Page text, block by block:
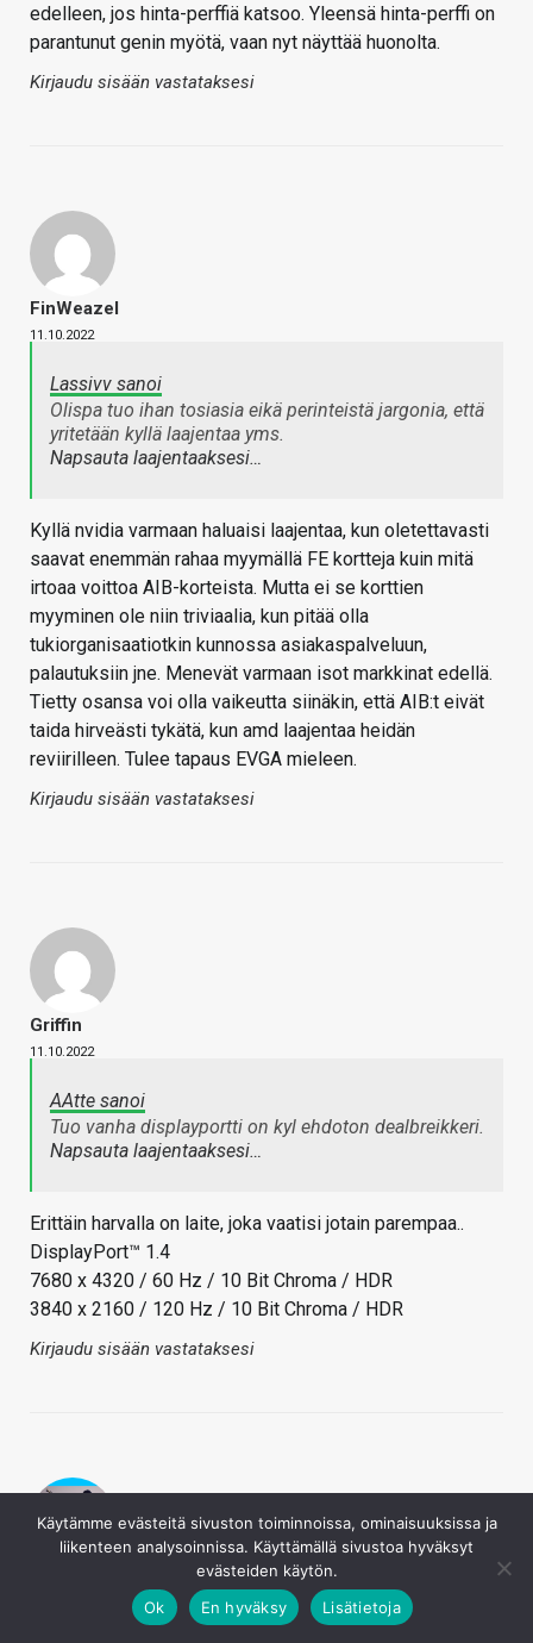
edelleen, jos hinta-perffiä katsoo. Yleensä hinta-perffi on
parantunut genin myötä, vaan nyt näyttää huonolta.
Kirjaudu sisään vastataksesi
FinWeazel
11.10.2022
Lassivv sanoi
Olispa tuo ihan tosiasia eikä perinteistä jargonia, että
yritetään kyllä laajentaa yms.
Napsauta laajentaaksesi…
Kyllä nvidia varmaan haluaisi laajentaa, kun oletettavasti
saavat enemmän rahaa myymällä FE kortteja kuin mitä
irtoaa voittoa AIB-korteista. Mutta ei se korttien
myyminen ole niin triviaalia, kun pitää olla
tukiorganisaatiotkin kunnossa asiakaspalveluun,
palautuksiin jne. Menevät varmaan isot markkinat edellä.
Tietty osansa voi olla vaikeutta siinäkin, että AIB:t eivät
taida hirveästi tykätä, kun amd laajentaa heidän
reviirilleen. Tulee tapaus EVGA mieleen.
Kirjaudu sisään vastataksesi
Griffin
11.10.2022
AAtte sanoi
Tuo vanha displayportti on kyl ehdoton dealbreikkeri.
Napsauta laajentaaksesi…
Erittäin harvalla on laite, joka vaatisi jotain parempaa..
DisplayPort™ 1.4
7680 x 4320 / 60 Hz / 10 Bit Chroma / HDR
3840 x 2160 / 120 Hz / 10 Bit Chroma / HDR
Kirjaudu sisään vastataksesi
Missäs ne kommentit kiukaista tässä ketjussa on, ei ole
Käytämme evästeitä sivuston toiminnoissa, ominaisuuksissa ja
liikenteen analysoinnissa. Käyttämällä sivustoa hyväksyt
evästeiden käytön.
Ok
En hyväksy Lisätietoja